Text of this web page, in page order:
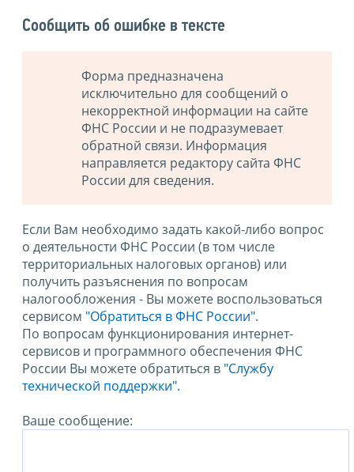
Сообщить об ошибке в тексте
Форма предназначена
исключительно для сообщений о
некорректной информации на сайте
ФНС России и не подразумевает
обратной связи. Информация
направляется редактору сайта ФНС
России для сведения.
Если Вам необходимо задать какой-либо вопрос
о деятельности ФНС России (в том числе
территориальных налоговых органов) или
получить разъяснения по вопросам
налогообложения - Вы можете воспользоваться
сервисом "Обратиться в ФНС России".
По вопросам функционирования интернет-
сервисов и программного обеспечения ФНС
России Вы можете обратиться в "Службу
технической поддержки".
Ваше сообщение: